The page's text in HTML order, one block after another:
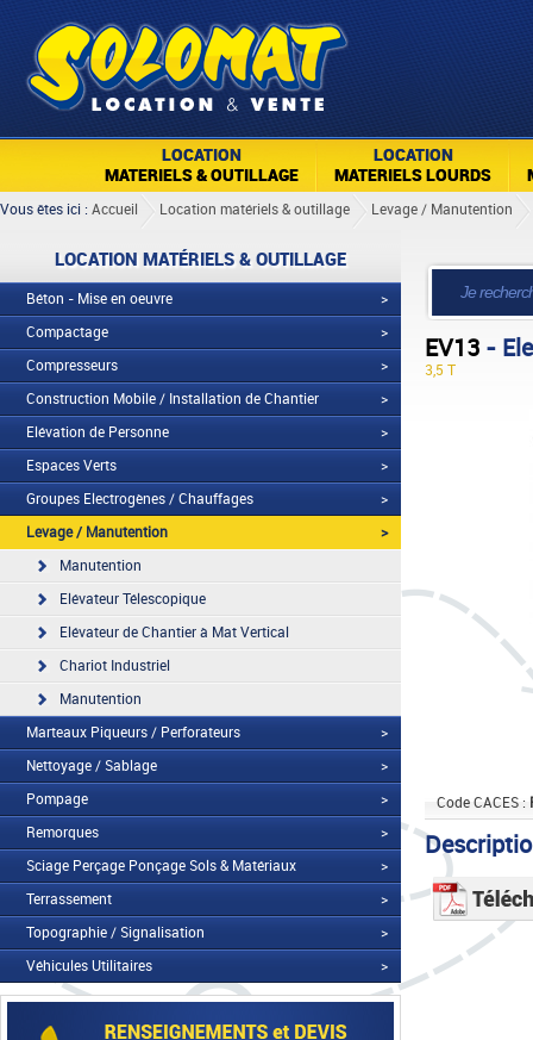
LOCATION
MATERIELS & OUTILLAGE
LOCATION
MATERIELS LOURDS
Vous êtes ici : Accueil Location matériels & outillage Levage / Manutention
LOCATION MATÉRIELS & OUTILLAGE
Béton - Mise en oeuvre
>
Compactage
>
Compresseurs
>
Construction Mobile / Installation de Chantier
>
Elévation de Personne
>
Espaces Verts
>
Groupes Electrogènes / Chauffages
>
Levage / Manutention
>
Manutention
Elévateur Télescopique
Elévateur de Chantier à Mat Vertical
Chariot Industriel
Manutention
Marteaux Piqueurs / Perforateurs
>
Nettoyage / Sablage
>
Pompage
>
Remorques
>
Sciage Perçage Ponçage Sols & Matériaux
>
Terrassement
>
Topographie / Signalisation
>
Véhicules Utilitaires
>
EV13 -
3,5 T
Code CACES :